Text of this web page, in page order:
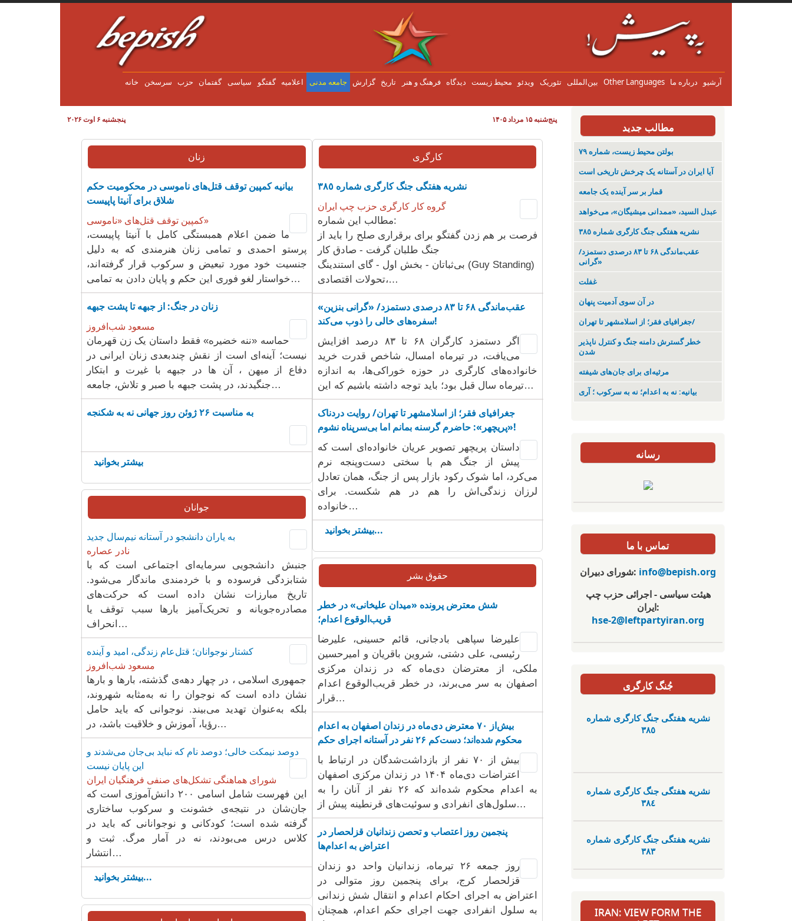
خانه سرسخن حزب گفتمان سياسی گفتگو جامعه مدنی گزارش تاریخ فرهنگ و هنر دیدگاه محیط زیست ویدئو تئوریک بین‌المللی Other Languages درباره ما آرشیو
پنجشنبه ۶ اوت ۲۰۲۶ پنج‌شنبه ۱۵ مرداد ۱۴۰۵
زنان
بیانیه کمپین توقف قتل‌های ناموسی در محکومیت حکم
شلاق برای آنیتا پاپیست
کمپین توقف قتل‌های «ناموسی»
ما ضمن اعلام همبستگی کامل با آنیتا پاپیست،
پرستو احمدی و تمامی زنان هنرمندی که به دلیل
جنسیت خود مورد تبعیض و سرکوب قرار گرفته‌اند،
خواستار لغو فوری این حکم و پایان دادن به تمامی…
زنان در جنگ: از جبهه تا پشت جبهه
مسعود شب‌افروز
حماسه «ننه خضیره» فقط داستان یک زن قهرمان
نیست؛ آینه‌ای است از نقش چندبعدی زنان ایرانی در
دفاع از میهن ، آن ها در جبهه با غیرت و ابتکار
جنگیدند، در پشت جبهه با صبر و تلاش، جامعه…
به مناسبت ۲۶ ژوئن روز جهانی نه به شکنجه
بیشتر بخوانید
جوانان
به یاران دانشجو در آستانه نیم‌سال جدید
نادر عصاره
جنبش دانشجویی سرمایه‌ای اجتماعی است که با
شتابزدگی فرسوده و با خردمندی ماندگار می‌شود.
تاریخ مبارزات نشان داده است که حرکت‌های
مصادره‌جویانه و تحریک‌آمیز بارها سبب توقف یا
انحراف…
کشتار نوجوانان؛ قتل‌عام زندگی، امید و آینده
مسعود شب‌افروز
جمهوری اسلامی ، در چهار دهه‌ی گذشته، بارها و بارها
نشان داده است که نوجوان را نه به‌مثابه شهروند،
بلکه به‌عنوان تهدید می‌بیند. نوجوانی که باید حامل
رؤیا، آموزش و خلاقیت باشد، در…
دوصد نیمکت خالی؛ دوصد نام که نباید بی‌جان می‌شدند و
این پایان نیست
شورای هماهنگی تشکل‌های صنفی فرهنگیان ایران
این فهرست شامل اسامی ۲۰۰ دانش‌آموزی است که
جان‌شان در نتیجه‌ی خشونت و سرکوب ساختاری
گرفته شده است؛ کودکانی و نوجوانانی که باید در
کلاس درس می‌بودند، نه در آمار مرگ. ثبت و
انتشار…
بیشتر بخوانید...
کارگری
نشریە هفتگی جنگ کارگری شمارە ٣٨٥
گروه کار کارگری حزب چپ ایران
مطالب این شمارە:
فرصت بر هم زدن گفتگو برای برقراری صلح را باید از
جنگ طلبان گرفت - صادق کار
بی‌ثباتان - بخش اول - گای استندینگ (Guy Standing)
تحولات اقتصادی،…
عقب‌ماندگی ۶۸ تا ۸۳ درصدی دستمزد/ «گرانی بنزین»
سفره‌های خالی را ذوب می‌کند!
اگر دستمزد کارگران ۶۸ تا ۸۳ درصد افزایش
می‌یافت، در تیرماه امسال، شاخص قدرت خرید
خانواده‌های کارگری در حوزه خوراکی‌ها، به اندازه
تیرماه سال قبل بود؛ باید توجه داشته باشیم که این…
جغرافیای فقر؛ از اسلامشهر تا تهران/ روایت دردناک
«پریچهر»: حاضرم گرسنه بمانم اما بی‌سرپناه نشوم!
داستان پریچهر تصویر عریان خانواده‌ای است که
پیش از جنگ هم با سختی دست‌وپنجه نرم
می‌کرد، اما شوک رکود بازار پس از جنگ، همان تعادل
لرزان زندگی‌اش را هم در هم شکست. برای
خانواده‌…
بیشتر بخوانید...
حقوق بشر
شش معترض پرونده «میدان علیخانی» در خطر
قریب‌الوقوع اعدام؛
علیرضا سپاهی بادجانی، قائم حسینی، علیرضا
رئیسی، علی دشتی، شروین باقریان و امیرحسین
ملکی، از معترضان دی‌ماه که در زندان مرکزی
اصفهان به سر می‌برند، در خطر قریب‌الوقوع اعدام
قرار…
بیش‌از ۷۰ معترض دی‌ماه در زندان اصفهان به اعدام
محکوم شده‌اند؛ دست‌کم ۲۶ نفر در آستانه اجرای حکم
بیش از ۷۰ نفر از بازداشت‌شدگان در ارتباط با
اعتراضات دی‌ماه ۱۴۰۴ در زندان مرکزی اصفهان
به اعدام محکوم شده‌اند که ۲۶ نفر از آنان را به
سلول‌های انفرادی و سوئیت‌های قرنطینه پیش از…
پنجمین روز اعتصاب و تحصن زندانیان قزلحصار در
اعتراض به اعدام‌ها
روز جمعه ۲۶ تیرماه، زندانیان واحد دو زندان
قزلحصار کرج، برای پنجمین روز متوالی در
اعتراض به اجرای احکام اعدام و انتقال شش زندانی
به سلول انفرادی جهت اجرای حکم اعدام، همچنان
مطالب جدید
بولتن محیط زیست، شماره ۷۹
آیا ایران در آستانه یک چرخش تاریخی است
قمار بر سر آینده یک جامعه
عبدل السید، «ممدانی میشیگان»، می‌خواهد
نشریە هفتگی جنگ کارگری شمارە ٣٨٥
عقب‌ماندگی ۶۸ تا ۸۳ درصدی دستمزد/
«گرانی
غفلت
در آن سوی آدمیت پنهان
جغرافیای فقر؛ از اسلامشهر تا تهران/
خطر گسترش دامنه جنگ و کنترل ناپذیر
شدن
مرثیه‌ای برای جان‌های شیفته
بیانیه: نه به اعدام؛ نه به سرکوب ؛ آری
رسانه
تماس با ما
شورای دبیران: info@bepish.org
هیئت سیاسی - اجرائی حزب چپ
ایران:
hse-2@leftpartyiran.org
جُنگ کارگری
نشریە هفتگی جنگ کارگری شمارە
٣٨٥
نشریە هفتگی جنگ کارگری شمارە
٣٨٤
نشریە هفتگی جنگ کارگری شمارە
٣٨٣
IRAN: VIEW FORM THE